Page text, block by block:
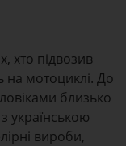
хто підвозив
на мотоциклі. До
близько
українською
вироби,